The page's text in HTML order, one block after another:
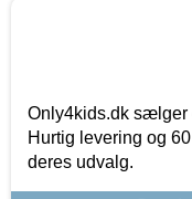
Only4kids.dk sælger
Hurtig levering og
deres udvalg.